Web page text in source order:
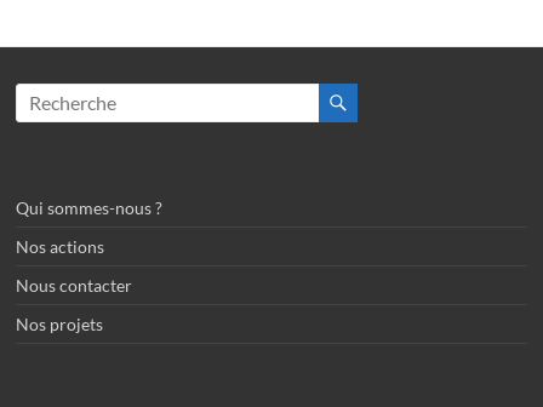
Qui sommes-nous ?
Nos actions
Nous contacter
Nos projets